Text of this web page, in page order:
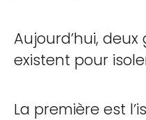
Aujourd’hui,
existent pour
La première est